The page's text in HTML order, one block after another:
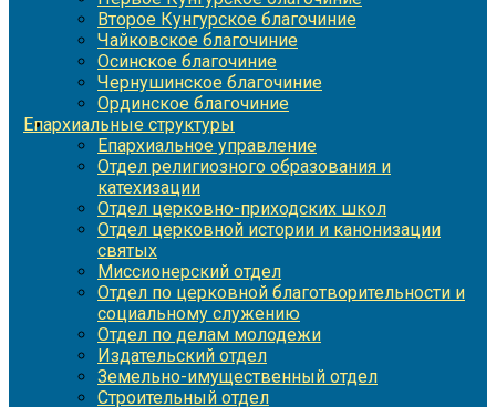
Второе Кунгурское благочиние
Чайковское благочиние
Осинское благочиние
Чернушинское благочиние
Ординское благочиние
Епархиальные структуры
Епархиальное управление
Отдел религиозного образования и
катехизации
Отдел церковно-приходских школ
Отдел церковной истории и канонизации
святых
Миссионерский отдел
Отдел по церковной благотворительности и
социальному служению
Отдел по делам молодежи
Издательский отдел
Земельно-имущественный отдел
Строительный отдел